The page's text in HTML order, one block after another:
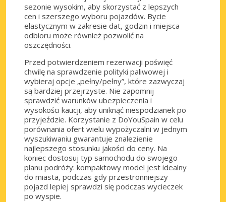
sezonie wysokim, aby skorzystać z lepszych
cen i szerszego wyboru pojazdów. Bycie
elastycznym w zakresie dat, godzin i miejsca
odbioru może również pozwolić na
oszczędności.
Przed potwierdzeniem rezerwacji poświęć
chwilę na sprawdzenie polityki paliwowej i
wybieraj opcje „pełny/pełny”, które zazwyczaj
są bardziej przejrzyste. Nie zapomnij
sprawdzić warunków ubezpieczenia i
wysokości kaucji, aby uniknąć niespodzianek po
przyjeździe. Korzystanie z DoYouSpain w celu
porównania ofert wielu wypożyczalni w jednym
wyszukiwaniu gwarantuje znalezienie
najlepszego stosunku jakości do ceny. Na
koniec dostosuj typ samochodu do swojego
planu podróży: kompaktowy model jest idealny
do miasta, podczas gdy przestronniejszy
pojazd lepiej sprawdzi się podczas wycieczek
po wyspie.